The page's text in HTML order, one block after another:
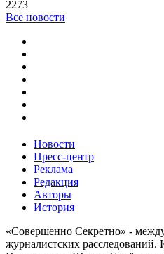
2273
Все новости
Новости
Пресс-центр
Реклама
Редакция
Авторы
История
«Совершенно Секретно» -
журналистских расследований.